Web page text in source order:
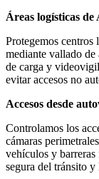
Áreas logísticas
Protegemos
mediante vallado de
de carga y
evitar accesos no
Accesos desde
Controlamos los
cámaras
vehículos y
segura del tránsito